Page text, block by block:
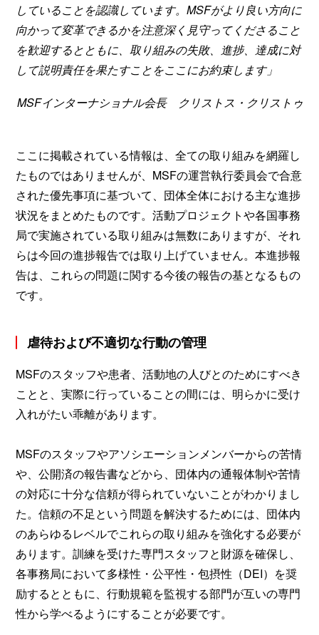
していることを認識しています。MSFがより良い方向に
向かって変革できるかを注意深く見守ってくださること
を歓迎するとともに、取り組みの失敗、進捗、達成に対
して説明責任を果たすことをここにお約束します」
MSFインターナショナル会長 クリストス・クリストゥ
ここに掲載されている情報は、全ての取り組みを網羅し
たものではありませんが、MSFの運営執行委員会で合意
された優先事項に基づいて、団体全体における主な進捗
状況をまとめたものです。活動プロジェクトや各国事務
局で実施されている取り組みは無数にありますが、それ
らは今回の進捗報告では取り上げていません。本進捗報
告は、これらの問題に関する今後の報告の基となるもの
です。
虐待および不適切な行動の管理
MSFのスタッフや患者、活動地の人びとのためにすべき
ことと、実際に行っていることの間には、明らかに受け
入れがたい乖離があります。
MSFのスタッフやアソシエーションメンバーからの苦情
や、公開済の報告書などから、団体内の通報体制や苦情
の対応に十分な信頼が得られていないことがわかりまし
た。信頼の不足という問題を解決するためには、団体内
のあらゆるレベルでこれらの取り組みを強化する必要が
あります。訓練を受けた専門スタッフと財源を確保し、
各事務局において多様性・公平性・包摂性（DEI）を奨
励するとともに、行動規範を監視する部門が互いの専門
性から学べるようにすることが必要です。